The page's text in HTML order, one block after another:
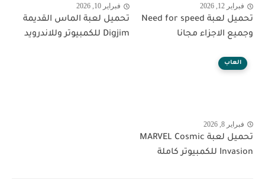
فبراير 12, 2026
تحميل لعبة Need for speed
وجميع الاجزاء مجانا
فبراير 10, 2026
تحميل لعبة الماس القديمة
Digjim للكمبيوتر وللاندرويد
العاب
فبراير 8, 2026
تحميل لعبة MARVEL Cosmic
Invasion للكمبيوتر كاملة